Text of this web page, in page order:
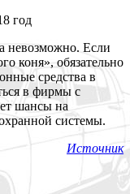
невозможно. Если
коня», обязательно
средства в
в фирмы с
шансы на
системы.
Источник